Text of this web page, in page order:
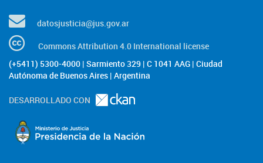
datosjusticia@jus.gov.ar
Commons Attribution 4.0 International license
(+5411) 5300-4000 | Sarmiento 329 | C 1041 AAG | Ciudad
Autónoma de Buenos Aires | Argentina
DESARROLLADO CON